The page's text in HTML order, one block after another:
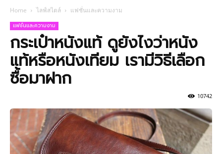
Home ไลฟ์สไตล์ แฟชั่นและความงาม
แฟชั่นและความงาม
กระเป๋าหนังแท้ ดูยังไงว่าหนัง
แท้หรือหนังเทียม เรามีวิธีเลือก
ซื้อมาฝาก
10742